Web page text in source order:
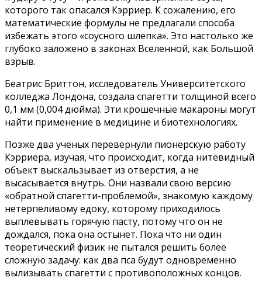
которого так опасался Кэрриер. К сожалению, его
математические формулы не предлагали способа
избежать этого «соусного шлепка». Это настолько же
глубоко заложено в законах Вселенной, как Большой
взрыв.
Беатрис Бриттон, исследователь Университетского
колледжа Лондона, создала спагетти толщиной всего
0,1 мм (0,004 дюйма). Эти крошечные макароны могут
найти применение в медицине и биотехнологиях.
Позже два ученых перевернули пионерскую работу
Кэрриера, изучая, что происходит, когда нитевидный
объект выскальзывает из отверстия, а не
высасывается внутрь. Они назвали свою версию
«обратной спагетти-проблемой», знакомую каждому
нетерпеливому едоку, которому приходилось
выплевывать горячую пасту, потому что он не
дождался, пока она остынет. Пока что ни один
теоретический физик не пытался решить более
сложную задачу: как два пса будут одновременно
вылизывать спагетти с противоположных концов.